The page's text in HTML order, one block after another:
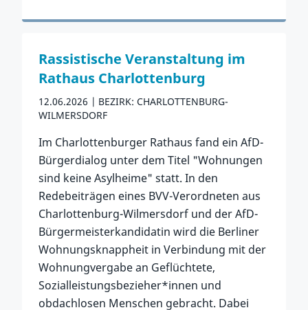
Zum Vorfall
Rassistische Veranstaltung im
Rathaus Charlottenburg
12.06.2026
BEZIRK: CHARLOTTENBURG-
WILMERSDORF
Im Charlottenburger Rathaus fand ein AfD-
Bürgerdialog unter dem Titel "Wohnungen
sind keine Asylheime" statt. In den
Redebeiträgen eines BVV-Verordneten aus
Charlottenburg-Wilmersdorf und der AfD-
Bürgermeisterkandidatin wird die Berliner
Wohnungsknappheit in Verbindung mit der
Wohnungvergabe an Geflüchtete,
Sozialleistungsbezieher*innen und
obdachlosen Menschen gebracht. Dabei